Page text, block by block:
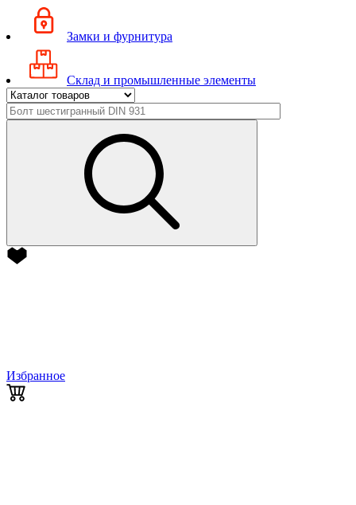
Замки и фурнитура
Склад и промышленные элементы
Избранное